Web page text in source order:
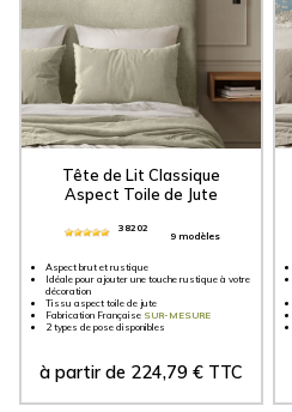
Tête de Lit Classique
Aspect Toile de Jute
38202
9 modèles
Aspect brut et rustique
Idéale pour ajouter une touche rustique à votre
décoration
Tissu aspect toile de jute
Fabrication Française SUR-MESURE
2 types de pose disponibles
à partir de 224,79€ TTC